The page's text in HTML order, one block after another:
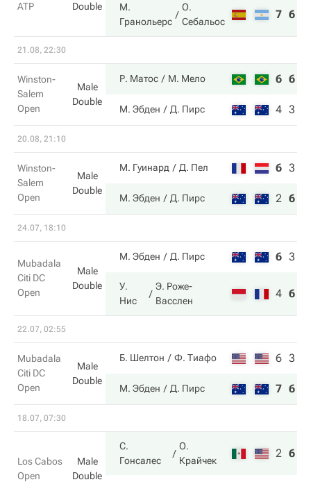
ATP
Double
М.
Гранольерс
О.
Себальос
7 6
21.08, 22:30
Winston-
Salem
Open
Male
Double
Р. Матос М. Мело 6 6
М. Эбден Д. Пирс 4 3
20.08, 21:10
Winston-
Salem
Open
Male
Double
М. Гуинард Д. Пел 6 3
М. Эбден Д. Пирс 2 6
24.07, 18:10
Mubadala
Citi DC
Open
Male
Double
М. Эбден Д. Пирс 6 3
У.
Нис
Э. Роже-
Васслен
4 6
22.07, 02:55
Mubadala
Citi DC
Open
Male
Double
Б. Шелтон Ф. Тиафо 6 3
М. Эбден Д. Пирс 7 6
18.07, 07:30
Los Cabos
Open
Male
Double
С.
Гонсалес
О.
Крайчек
2 6